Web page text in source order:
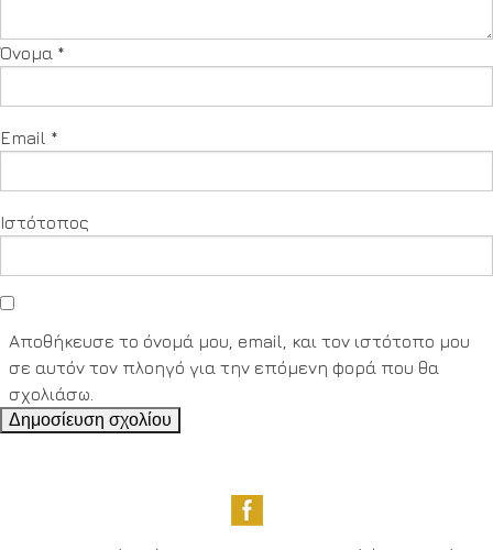
Όνομα *
Email *
Ιστότοπος
Αποθήκευσε το όνομά μου, email, και τον ιστότοπο μου
σε αυτόν τον πλοηγό για την επόμενη φορά που θα
σχολιάσω.